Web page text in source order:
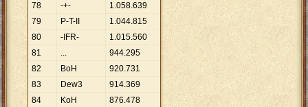
78
-+- 1.058.639
79
P-T-II 1.044.815
80
-IFR- 1.015.560
81
... 944.295
82
BoH 920.731
83
Dew3 914.369
84
KoH 876.478